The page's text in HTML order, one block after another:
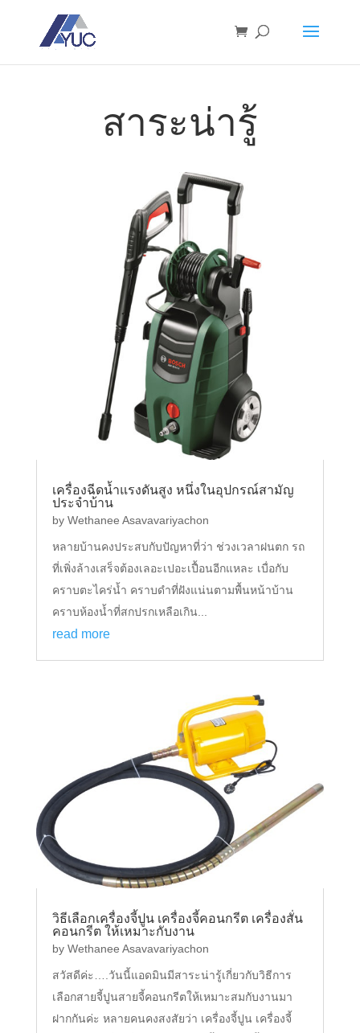
สาระน่ารู้
เครื่องฉีดน้ำแรงดันสูง หนึ่งในอุปกรณ์สามัญ
ประจำบ้าน
by Wethanee Asavavariyachon
หลายบ้านคงประสบกับปัญหาที่ว่า ช่วงเวลาฝนตก รถ
ที่เพิ่งล้างเสร็จต้องเลอะเปอะเปื้อนอีกแหละ เบื่อกับ
คราบตะไคร่น้ำ คราบดำที่ฝังแน่นตามพื้นหน้าบ้าน
คราบห้องน้ำที่สกปรกเหลือเกิน...
read more
วิธีเลือกเครื่องจี้ปูน เครื่องจี้คอนกรีต เครื่องสั่น
คอนกรีต ให้เหมาะกับงาน
by Wethanee Asavavariyachon
สวัสดีค่ะ….วันนี้แอดมินมีสาระน่ารู้เกี่ยวกับวิธีการ
เลือกสายจี้ปูนสายจี้คอนกรีตให้เหมาะสมกับงานมา
ฝากกันค่ะ หลายคนคงสงสัยว่า เครื่องจี้ปูน เครื่องจี้